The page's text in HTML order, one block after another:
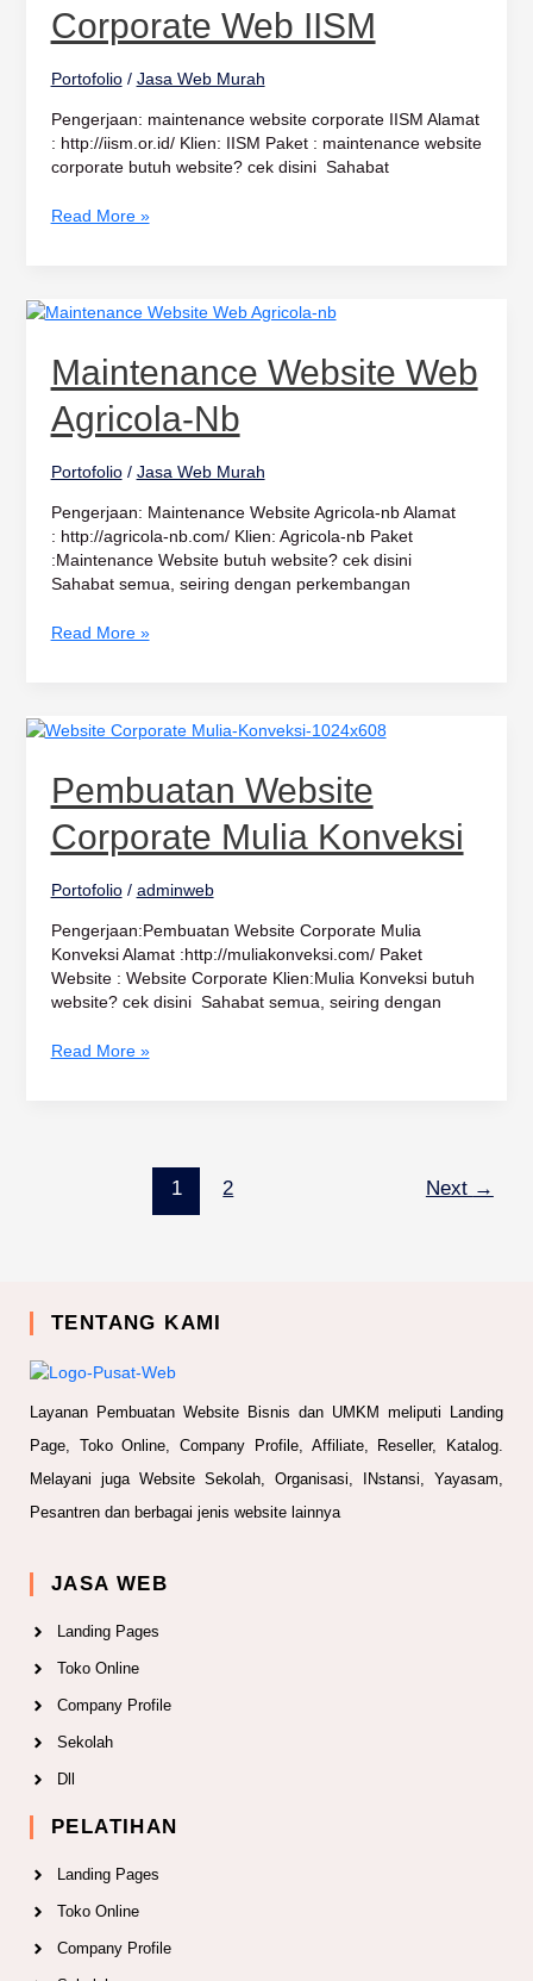
Corporate Web IISM
Portofolio/ Jasa Web Murah
Pengerjaan: maintenance website corporate IISM Alamat
: http://iism.or.id/ Klien: IISM Paket : maintenance website
corporate butuh website? cek disini Sahabat
IISM
Read More »
Maintenance Website Web
Agricola-Nb
Portofolio/ Jasa Web Murah
Pengerjaan: Maintenance Website Agricola-nb Alamat
: http://agricola-nb.com/ Klien: Agricola-nb Paket
:Maintenance Website butuh website? cek disini
Sahabat semua, seiring dengan perkembangan
Maintenance
Web
Agricola-
nb
Read More »
Pembuatan Website
Corporate Mulia Konveksi
Portofolio/ adminweb
Pengerjaan:Pembuatan Website Corporate Mulia
Konveksi Alamat :http://muliakonveksi.com/ Paket
Website : Website Corporate Klien:Mulia Konveksi butuh
website? cek disini Sahabat semua, seiring dengan
Pembuatan
Corporate
Mulia
Konveksi
Read More »
1 2 Next →
TENTANG KAMI
Layanan Pembuatan Website Bisnis dan UMKM meliputi Landing
Page, Toko Online, Company Profile, Affiliate, Reseller, Katalog.
Melayani juga Website Sekolah, Organisasi, INstansi, Yayasam,
Pesantren dan berbagai jenis website lainnya
JASA WEB
Landing Pages
Toko Online
Company Profile
Sekolah
Dll
PELATIHAN
Landing Pages
Toko Online
Company Profile